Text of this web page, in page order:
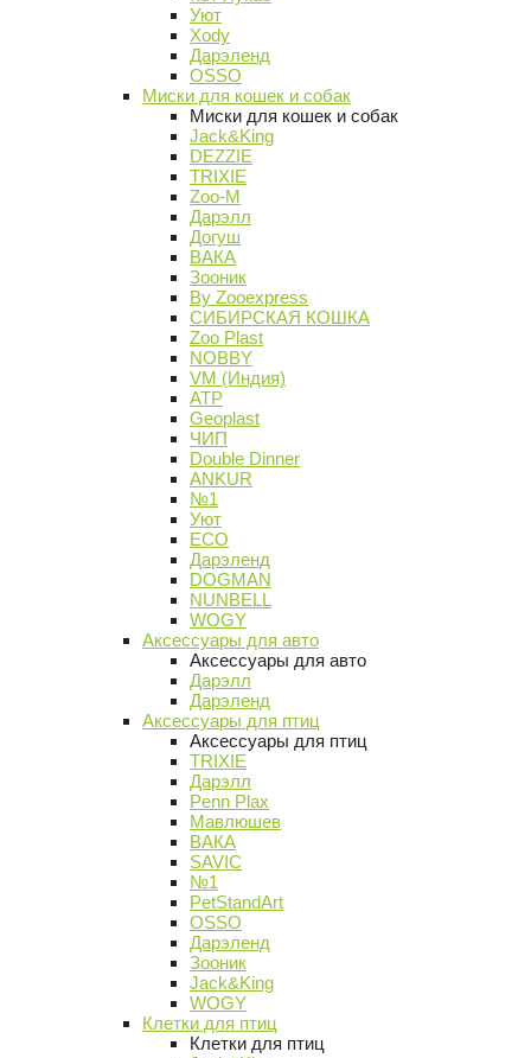
Уют
Xody
Дарэленд
OSSO
Миски для кошек и собак
Миски для кошек и собак
Jack&King
DEZZIE
TRIXIE
Zoo-M
Дарэлл
Догуш
ВАКА
Зооник
By Zooexpress
СИБИРСКАЯ КОШКА
Zoo Plast
NOBBY
VM (Индия)
АТР
Geoplast
ЧИП
Double Dinner
ANKUR
№1
Уют
ECO
Дарэленд
DOGMAN
NUNBELL
WOGY
Аксессуары для авто
Аксессуары для авто
Дарэлл
Дарэленд
Аксессуары для птиц
Аксессуары для птиц
TRIXIE
Дарэлл
Penn Plax
Мавлюшев
ВАКА
SAVIC
№1
PetStandArt
OSSO
Дарэленд
Зооник
Jack&King
WOGY
Клетки для птиц
Клетки для птиц